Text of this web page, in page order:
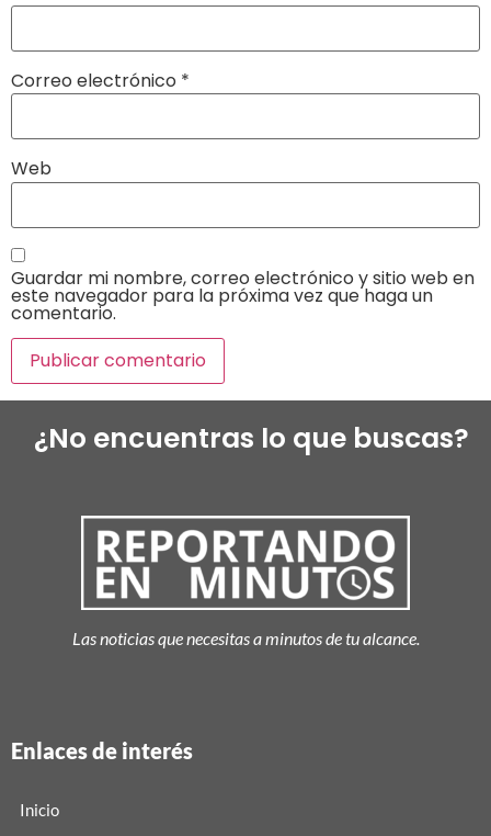
Correo electrónico *
Web
Guardar mi nombre, correo electrónico y sitio web en
este navegador para la próxima vez que haga un
comentario.
¿No encuentras lo que buscas?
Las noticias que necesitas a minutos de tu alcance.
Enlaces de interés
Inicio